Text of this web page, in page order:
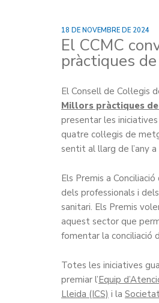
18 DE NOVEMBRE DE 2024
El CCMC
pràctiques
El Consell de Col·legis
Millors pràctiques
presentar les
quatre col·legis de
sentit al llarg de l’any
Els Premis a
dels professionals i
sanitari. Els Premis
aquest sector que
fomentar la conciliació
Totes les iniciatives
premiar l’Equip
Lleida (ICS) i la